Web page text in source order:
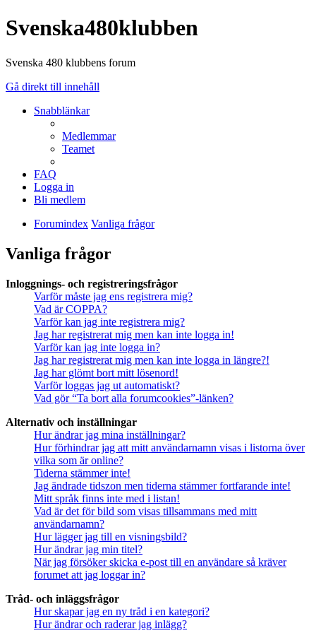
Svenska480klubben
Svenska 480 klubbens forum
Gå direkt till innehåll
Snabblänkar
Medlemmar
Teamet
FAQ
Logga in
Bli medlem
Forumindex Vanliga frågor
Vanliga frågor
Inloggnings- och registreringsfrågor
Varför måste jag ens registrera mig?
Vad är COPPA?
Varför kan jag inte registrera mig?
Jag har registrerat mig men kan inte logga in!
Varför kan jag inte logga in?
Jag har registrerat mig men kan inte logga in längre?!
Jag har glömt bort mitt lösenord!
Varför loggas jag ut automatiskt?
Vad gör “Ta bort alla forumcookies”-länken?
Alternativ och inställningar
Hur ändrar jag mina inställningar?
Hur förhindrar jag att mitt användarnamn visas i listorna över
vilka som är online?
Tiderna stämmer inte!
Jag ändrade tidszon men tiderna stämmer fortfarande inte!
Mitt språk finns inte med i listan!
Vad är det för bild som visas tillsammans med mitt
användarnamn?
Hur lägger jag till en visningsbild?
Hur ändrar jag min titel?
När jag försöker skicka e-post till en användare så kräver
forumet att jag loggar in?
Tråd- och inläggsfrågor
Hur skapar jag en ny tråd i en kategori?
Hur ändrar och raderar jag inlägg?